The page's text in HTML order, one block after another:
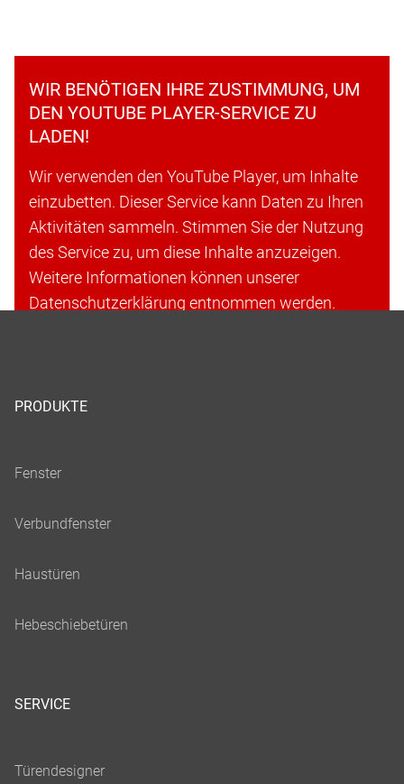
WIR BENÖTIGEN IHRE ZUSTIMMUNG, UM
DEN YOUTUBE PLAYER-SERVICE ZU
LADEN!
Wir verwenden den YouTube Player, um Inhalte
einzubetten. Dieser Service kann Daten zu Ihren
Aktivitäten sammeln. Stimmen Sie der Nutzung
des Service zu, um diese Inhalte anzuzeigen.
Weitere Informationen können unserer
Datenschutzerklärung entnommen werden.
PRODUKTE
SERVICE